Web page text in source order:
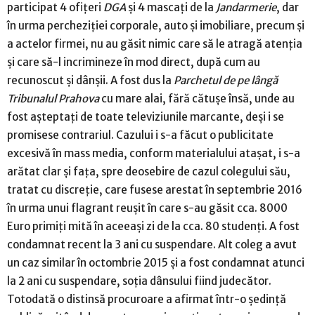
participat 4 ofiţeri DGAşi 4 mascaţi de la Jandarmerie, dar
în urma percheziţiei corporale, auto şi imobiliare, precum şi
a actelor firmei, nu au găsit nimic care să le atragă atenţia
şi care să-l incrimineze în mod direct, după cum au
recunoscut şi dânşii. A fost dus la Parchetul de pe lângă
Tribunalul Prahovacu mare alai, fără cătuşe însă, unde au
fost aşteptaţi de toate televiziunile marcante, deşi i se
promisese contrariul. Cazului i s-a făcut o publicitate
excesivă în mass media, conform materialului ataşat, i s-a
arătat clar şi faţa, spre deosebire de cazul colegului său,
tratat cu discreţie, care fusese arestat în septembrie 2016
în urma unui flagrant reuşit în care s-au găsit cca. 8000
Euro primiţi mită în aceeaşi zi de la cca. 80 studenţi. A fost
condamnat recent la 3 ani cu suspendare. Alt coleg a avut
un caz similar în octombrie 2015 şi a fost condamnat atunci
la 2 ani cu suspendare, soţia dânsului fiind judecător.
Totodată o distinsă procuroare a afirmat într-o şedinţă